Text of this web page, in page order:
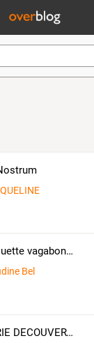
La chouette vagabonde
Bel
ALGERIE DECOUVERTE